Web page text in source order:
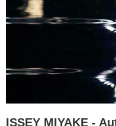
ISSEY MIYAKE -